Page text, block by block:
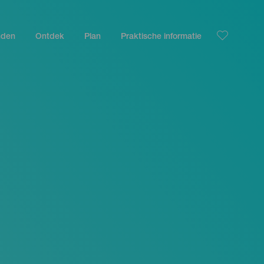
Ontdek Plan Praktische informatie